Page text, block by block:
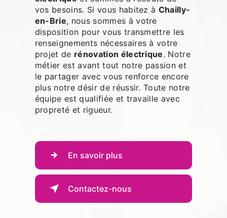
vos besoins. Si vous habitez à Chailly-
en-Brie, nous sommes à votre
disposition pour vous transmettre les
renseignements nécessaires à votre
projet de rénovation électrique. Notre
métier est avant tout notre passion et
le partager avec vous renforce encore
plus notre désir de réussir. Toute notre
équipe est qualifiée et travaille avec
propreté et rigueur.
En savoir plus
Contactez-nous